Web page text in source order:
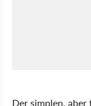
Der simplen,